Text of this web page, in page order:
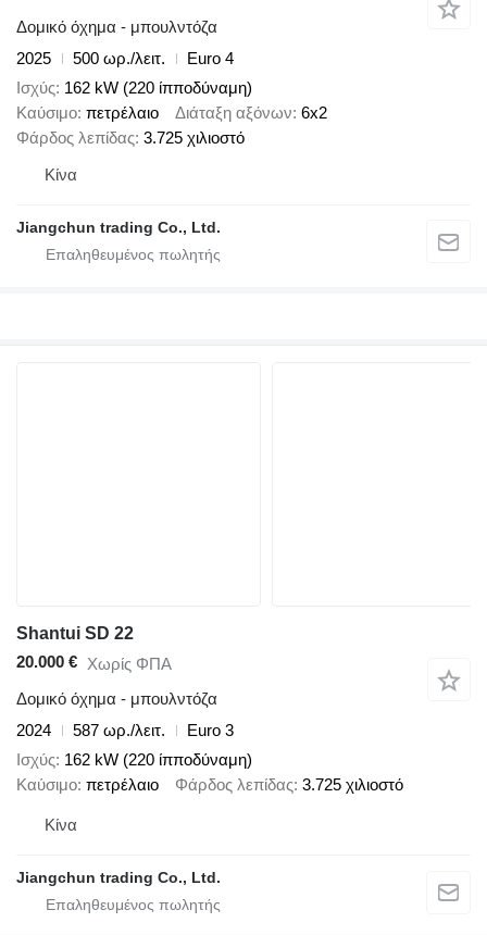
Δομικό όχημα - μπουλντόζα
2025
500 ωρ./λειτ.
Euro 4
Ισχύς 162 kW (220 ίπποδύναμη)
Καύσιμο πετρέλαιο Διάταξη αξόνων 6x2
Φάρδος λεπίδας 3.725 χιλιοστό
Κίνα
Jiangchun trading Co., Ltd.
Shantui SD 22
20.000 € Χωρίς ΦΠΑ
Δομικό όχημα - μπουλντόζα
2024
587 ωρ./λειτ.
Euro 3
Ισχύς 162 kW (220 ίπποδύναμη)
Καύσιμο πετρέλαιο Φάρδος λεπίδας 3.725 χιλιοστό
Κίνα
Jiangchun trading Co., Ltd.